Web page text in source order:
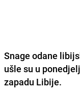
Snage odane
ušle su u
zapadu Libije.